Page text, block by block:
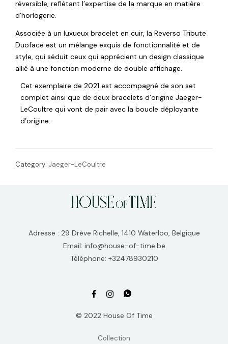
réversible, reflétant l’expertise de la marque en matière
d’horlogerie.
Associée à un luxueux bracelet en cuir, la Reverso Tribute
Duoface est un mélange exquis de fonctionnalité et de
style, qui séduit ceux qui apprécient un design classique
allié à une fonction moderne de double affichage.
Cet exemplaire de 2021 est accompagné de son set
complet ainsi que de deux bracelets d’origine Jaeger-
LeCoultre qui vont de pair avec la boucle déployante
d’origine.
Category: Jaeger-LeCoultre
Adresse : 29 Drève Richelle, 1410 Waterloo, Belgique
Email: info@house-of-time.be
Téléphone: +32478930210
© 2022 House Of Time
Collection